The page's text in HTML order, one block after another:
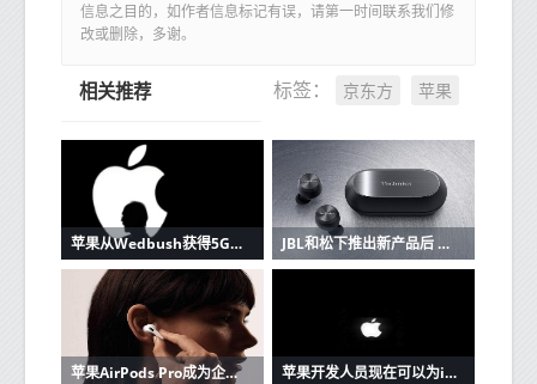
信息之目的，如作者信息标记有误，请第一时间联系我们修
改或删除，多谢。
标签： 京东方 苹果
相关推荐
苹果从Wedbush获得5G潜在看涨信号 JBL和松下推出新产品后 苹果AirPods的竞争加剧
苹果AirPods Pro成为企业家最好朋友的3个原因 苹果开发人员现在可以为iOS和Mac应用程序创建单一购买的应用程序版本